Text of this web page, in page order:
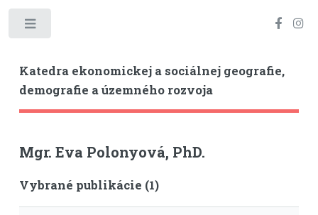
Katedra ekonomickej a sociálnej geografie,
demografie a územného rozvoja
Mgr. Eva Polonyová, PhD.
Vybrané publikácie (1)